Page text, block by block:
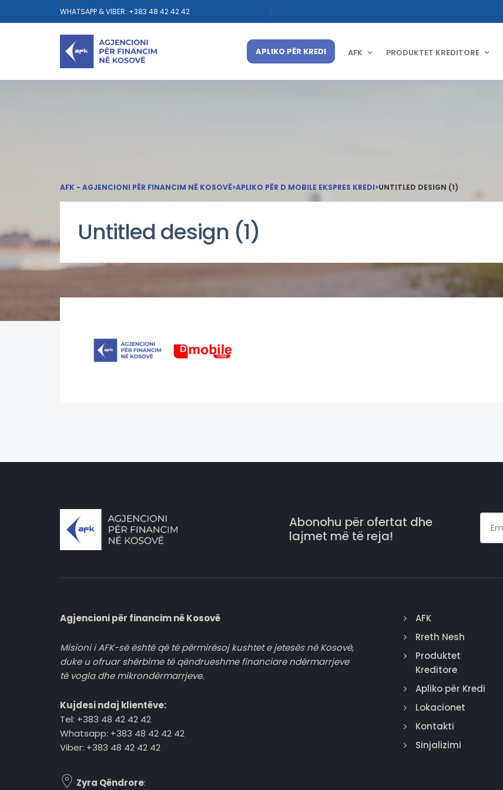
WHATSAPP & VIBER: +383 48 42 42 42
APLIKO PËR KREDI AFK PRODUKTET KREDITORE
AFK - AGJENCIONI PËR FINANCIM NË KOSOVË>APLIKO PËR D MOBILE EKSPRES KREDI>UNTITLED DESIGN (1)
Untitled design (1)
Abonohu për ofertat dhe
lajmet më të reja!
Agjencioni për financim në Kosovë
Misioni i AFK-së është që të përmirësoj kushtet e jetesës në Kosovë,
duke u ofruar shërbime të qëndrueshme financiare ndërmarrjeve
të vogla dhe mikrondërmarrjeve.
Kujdesi ndaj klientëve:
Tel: +383 48 42 42 42
Whatsapp: +383 48 42 42 42
Viber: +383 48 42 42 42
Zyra Qëndrore:
AFK
Rreth Nesh
Produktet
Kreditore
Apliko për Kredi
Lokacionet
Kontakti
Sinjalizimi